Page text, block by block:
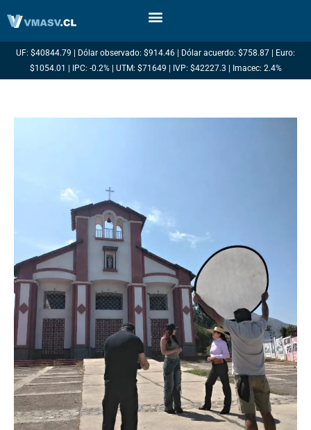
UF: $40844.79 | Dólar observado: $914.46 | Dólar acuerdo: $758.87 | Euro:
$1054.01 | IPC: -0.2% | UTM: $71649 | IVP: $42227.3 | Imacec: 2.4%